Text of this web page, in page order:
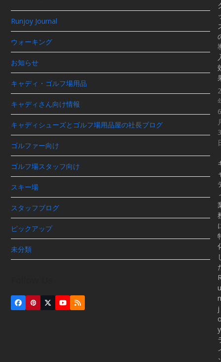
Runjoy Journal
ウォーキング
お知らせ
キャディ・ゴルフ場用品
キャディさん向け情報
キャディシューズとゴルフ場用品屋の社長ブログ
ゴルファー向け
ゴルフ場スタッフ向け
スキー場
スタッフブログ
ピックアップ
未分類
Facebook
Pinterest
Twitter
(deprecated)
YouTube
RSS
6
u
n
j
y